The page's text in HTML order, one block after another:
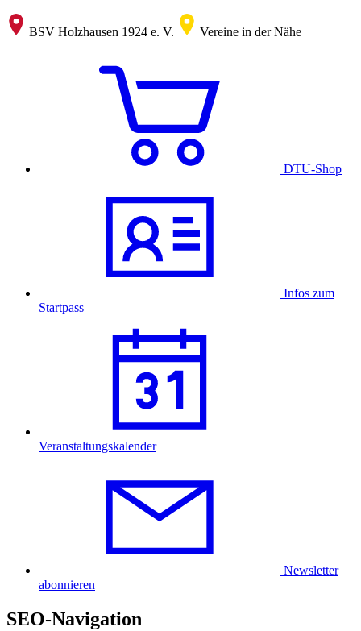
BSV Holzhausen 1924 e. V. Vereine in der Nähe
DTU-Shop
Infos zum
Startpass
Veranstaltungskalender
Newsletter
abonnieren
SEO-Navigation